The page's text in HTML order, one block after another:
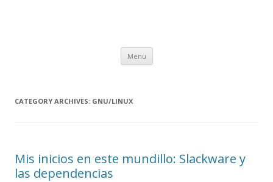
Menu Skip to content
CATEGORY ARCHIVES: GNU/LINUX
Mis inicios en este mundillo: Slackware y
las dependencias